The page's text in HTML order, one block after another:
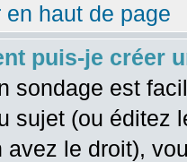
en haut de page
puis-je créer
sondage est
sujet (ou éditez
avez le droit),